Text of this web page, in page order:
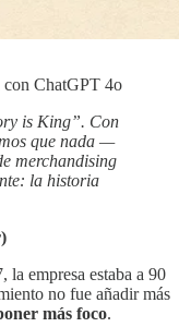
con ChatGPT 4o
is King”. Con
que nada —
merchandising
la historia
la empresa estaba a 90
no fue añadir más
más foco.